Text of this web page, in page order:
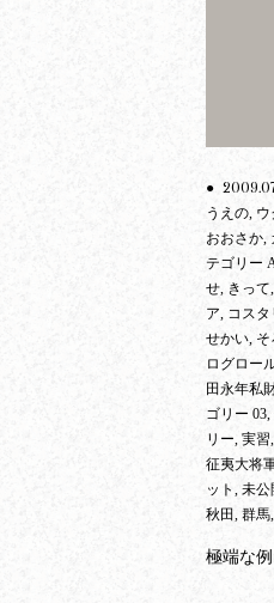
●
うえの,
おおさか,
テゴリー
せ, きって
ア, コス
せかい,
ログロー
田永年私
ゴリー
リー, 実
征夷大将
ット, 未
秋田, 群馬
極端な